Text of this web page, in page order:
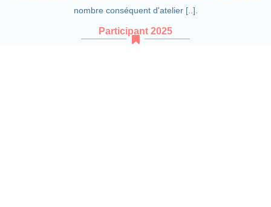
nombre conséquent d'atelier [..].
Participant 2025